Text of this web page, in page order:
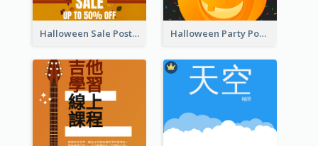
Halloween Sale Poster Halloween Party Poster